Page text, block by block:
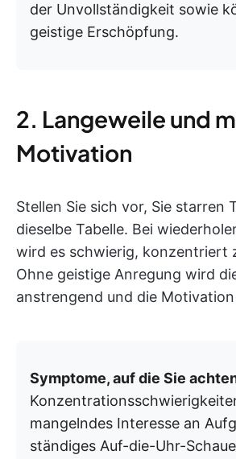
der Unvollständigkeit sowie
geistige Erschöpfung.
2. Langeweile und
Motivation
Stellen Sie sich vor, Sie starren
dieselbe Tabelle. Bei
wird es schwierig, konzentriert
Ohne geistige Anregung wird
anstrengend und die
Symptome, auf die Sie
mangelndes Interesse an
ständiges Auf-die-Uhr-